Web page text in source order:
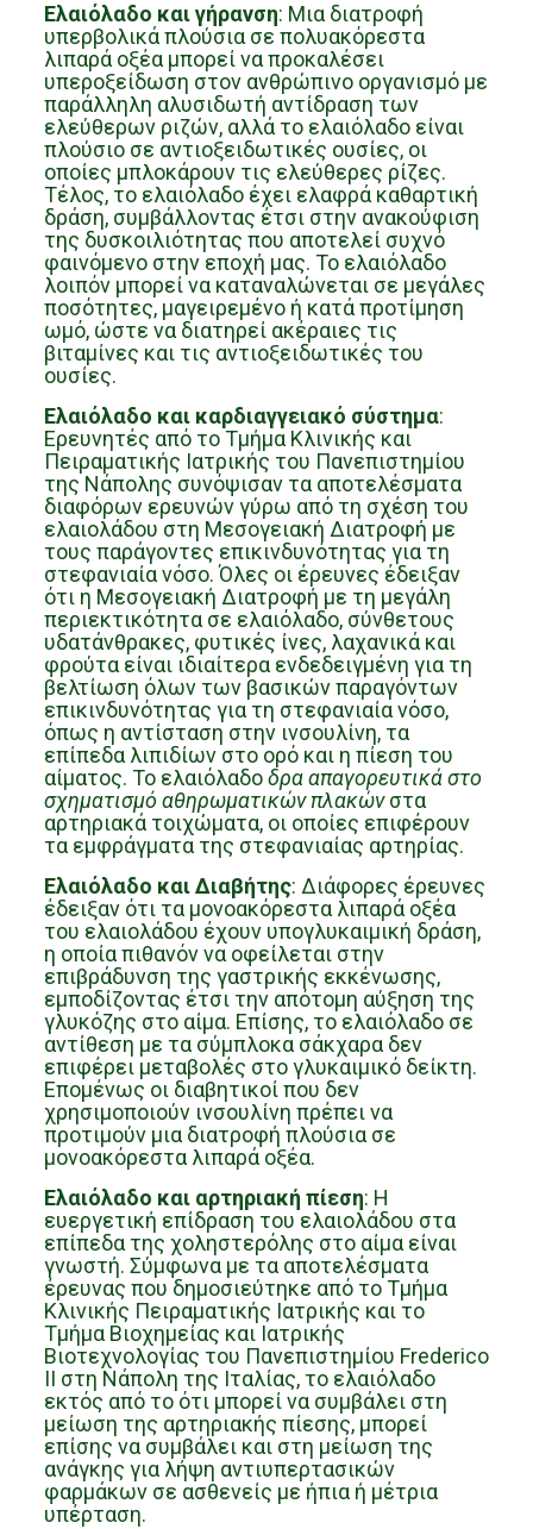
Ελαιόλαδο και γήρανση: Μια διατροφή
υπερβολικά πλούσια σε πολυακόρεστα
λιπαρά οξέα μπορεί να προκαλέσει
υπεροξείδωση στον ανθρώπινο οργανισμό με
παράλληλη αλυσιδωτή αντίδραση των
ελεύθερων ριζών, αλλά το ελαιόλαδο είναι
πλούσιο σε αντιοξειδωτικές ουσίες, οι
οποίες μπλοκάρουν τις ελεύθερες ρίζες.
Τέλος, το ελαιόλαδο έχει ελαφρά καθαρτική
δράση, συμβάλλοντας έτσι στην ανακούφιση
της δυσκοιλιότητας που αποτελεί συχνό
φαινόμενο στην εποχή μας. Το ελαιόλαδο
λοιπόν μπορεί να καταναλώνεται σε μεγάλες
ποσότητες, μαγειρεμένο ή κατά προτίμηση
ωμό, ώστε να διατηρεί ακέραιες τις
βιταμίνες και τις αντιοξειδωτικές του
ουσίες.
Ελαιόλαδο και καρδιαγγειακό σύστημα:
Ερευνητές από το Τμήμα Κλινικής και
Πειραματικής Ιατρικής του Πανεπιστημίου
της Νάπολης συνόψισαν τα αποτελέσματα
διαφόρων ερευνών γύρω από τη σχέση του
ελαιολάδου στη Μεσογειακή Διατροφή με
τους παράγοντες επικινδυνότητας για τη
στεφανιαία νόσο. Όλες οι έρευνες έδειξαν
ότι η Μεσογειακή Διατροφή με τη μεγάλη
περιεκτικότητα σε ελαιόλαδο, σύνθετους
υδατάνθρακες, φυτικές ίνες, λαχανικά και
φρούτα είναι ιδιαίτερα ενδεδειγμένη για τη
βελτίωση όλων των βασικών παραγόντων
επικινδυνότητας για τη στεφανιαία νόσο,
όπως η αντίσταση στην ινσουλίνη, τα
επίπεδα λιπιδίων στο ορό και η πίεση του
αίματος. Το ελαιόλαδοδρα απαγορευτικά στο
σχηματισμό αθηρωματικών πλακώνστα
αρτηριακά τοιχώματα, οι οποίες επιφέρουν
τα εμφράγματα της στεφανιαίας αρτηρίας.
Ελαιόλαδο και Διαβήτης: Διάφορες έρευνες
έδειξαν ότι τα μονοακόρεστα λιπαρά οξέα
του ελαιολάδου έχουν υπογλυκαιμική δράση,
η οποία πιθανόν να οφείλεται στην
επιβράδυνση της γαστρικής εκκένωσης,
εμποδίζοντας έτσι την απότομη αύξηση της
γλυκόζης στο αίμα. Επίσης, το ελαιόλαδο σε
αντίθεση με τα σύμπλοκα σάκχαρα δεν
επιφέρει μεταβολές στο γλυκαιμικό δείκτη.
Επομένως οι διαβητικοί που δεν
χρησιμοποιούν ινσουλίνη πρέπει να
προτιμούν μια διατροφή πλούσια σε
μονοακόρεστα λιπαρά οξέα.
Ελαιόλαδο και αρτηριακή πίεση: Η
ευεργετική επίδραση του ελαιολάδου στα
επίπεδα της χοληστερόλης στο αίμα είναι
γνωστή. Σύμφωνα με τα αποτελέσματα
έρευνας που δημοσιεύτηκε από το Τμήμα
Κλινικής Πειραματικής Ιατρικής και το
Τμήμα Βιοχημείας και Ιατρικής
Βιοτεχνολογίας του Πανεπιστημίου Frederico
ΙΙ στη Νάπολη της Ιταλίας, το ελαιόλαδο
εκτός από το ότι μπορεί να συμβάλει στη
μείωση της αρτηριακής πίεσης, μπορεί
επίσης να συμβάλει και στη μείωση της
ανάγκης για λήψη αντιυπερτασικών
φαρμάκων σε ασθενείς με ήπια ή μέτρια
υπέρταση.